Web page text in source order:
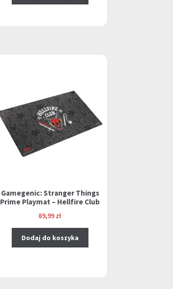
Gamegenic: Stranger Things
Prime Playmat – Hellfire Club
89,99 zł
Dodaj do koszyka